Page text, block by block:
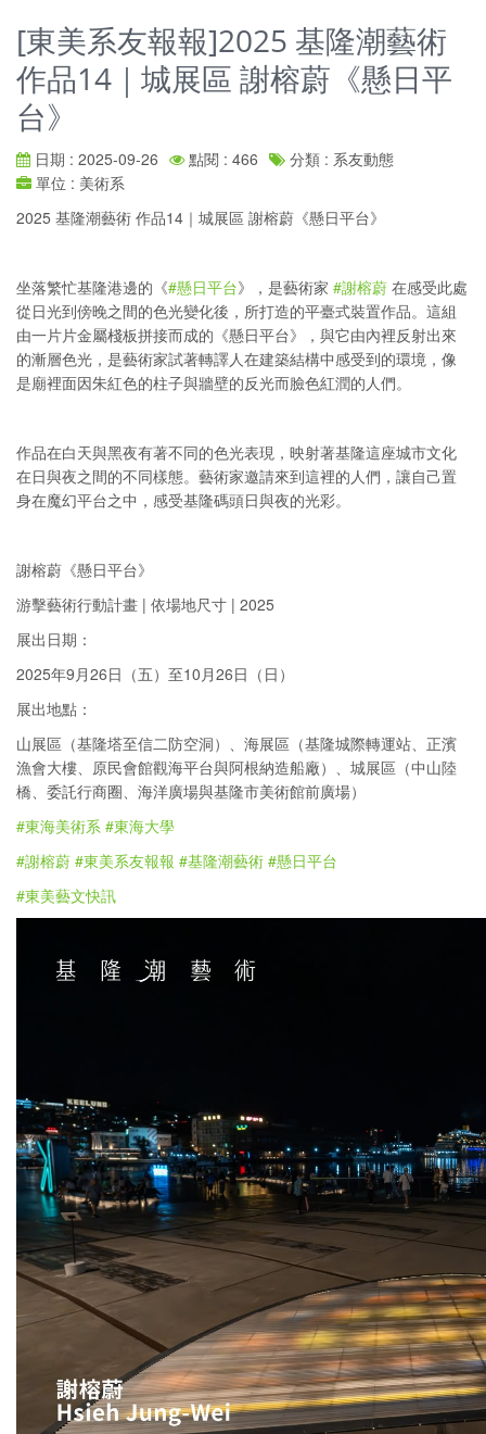
[東美系友報報]2025 基隆潮藝術
作品14｜城展區 謝榕蔚《懸日平
台》
日期 : 2025-09-26 點閱 : 466
分類 : 系友動態
單位 : 美術系
2025 基隆潮藝術 作品14｜城展區 謝榕蔚《懸日平台》
坐落繁忙基隆港邊的《#懸日平台》，是藝術家 #謝榕蔚 在感受此處
從日光到傍晚之間的色光變化後，所打造的平臺式裝置作品。這組
由一片片金屬棧板拼接而成的《懸日平台》，與它由內裡反射出來
的漸層色光，是藝術家試著轉譯人在建築結構中感受到的環境，像
是廟裡面因朱紅色的柱子與牆壁的反光而臉色紅潤的人們。
作品在白天與黑夜有著不同的色光表現，映射著基隆這座城市文化
在日與夜之間的不同樣態。藝術家邀請來到這裡的人們，讓自己置
身在魔幻平台之中，感受基隆碼頭日與夜的光彩。
謝榕蔚《懸日平台》
游擊藝術行動計畫 | 依場地尺寸 | 2025
展出日期：
2025年9月26日（五）至10月26日（日）
展出地點：
山展區（基隆塔至信二防空洞）、海展區（基隆城際轉運站、正濱
漁會大樓、原民會館觀海平台與阿根納造船廠）、城展區（中山陸
橋、委託行商圈、海洋廣場與基隆市美術館前廣場）
#東海美術系 #東海大學
#謝榕蔚 #東美系友報報 #基隆潮藝術 #懸日平台
#東美藝文快訊